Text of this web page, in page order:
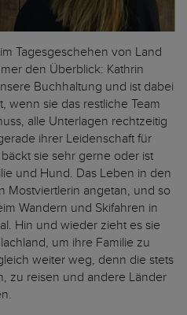
Tagesgeschehen von Land
den Überblick: Kathrin
Buchhaltung und ist dabei
wenn sie das restliche Team
alle Unterlagen rechtzeitig
ihrer Leidenschaft für
sie sehr gerne oder ist
und Hund. Das Leben in den
Mostviertlerin angetan, und so
Wandern und Skifahren in
Hin und wieder zieht es sie
um ihre Familie zu
weiter weg, denn die stets
zu reisen und andere Länder